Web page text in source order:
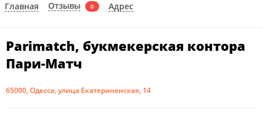
Главная Отзывы 0 Адрес
Parimatch, букмекерская контора
Пари-Матч
65000, Одесса, улица Екатериненская, 14